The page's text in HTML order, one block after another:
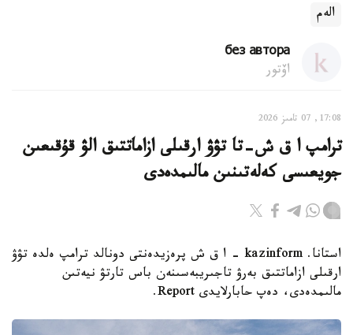
الەم
без автора
اۆتور
17:08, 07 تامىز 2026
ترامپ ا ق ش-تا تۋۋ ارقىلى ازاماتتىق الۋ قۇقىعىن
جويعىسى كەلەتىنىن مالىمدەدى
استانا. kazinform - ا ق ش پرەزيدەنتى دونالد ترامپ ەلدە تۋۋ
ارقىلى ازاماتتىق بەرۋ تاجىريبەسىنەن باس تارتۋ نيەتىن
مالىمدەدى، دەپ حابارلايدى Report.